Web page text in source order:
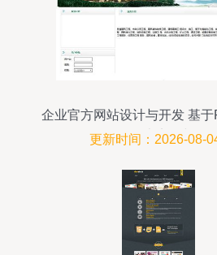
企业官方网站设计与开发 基
术实现与分
更新时间：2026-08-